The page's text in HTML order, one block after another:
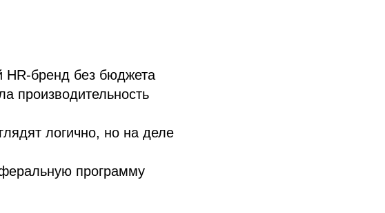
HR-бренд без бюджета
производительность
логично, но на деле
программу